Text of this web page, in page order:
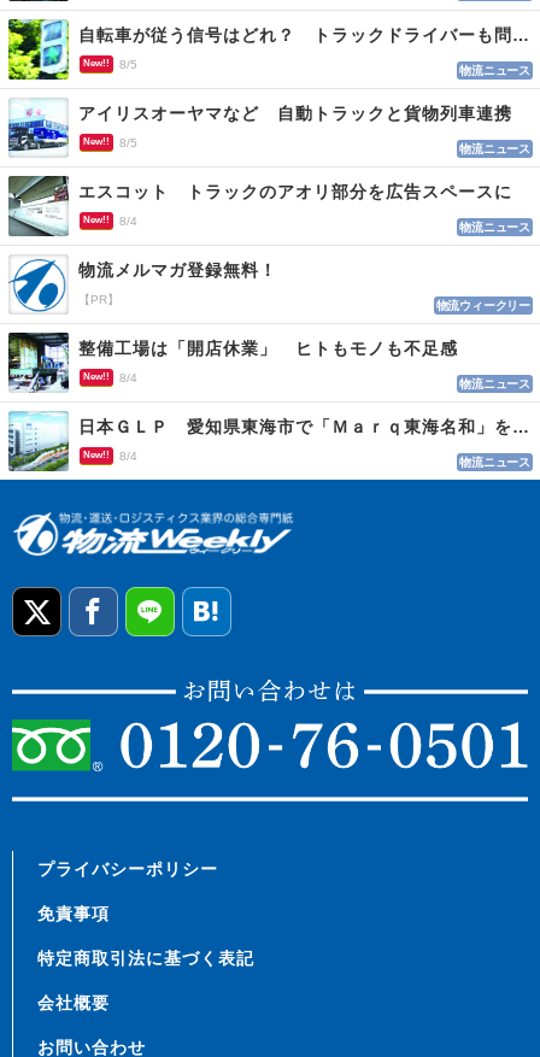
自転車が従う信号はどれ？ トラックドライバーも問われる認識
New!! 8/5 物流ニュース
アイリスオーヤマなど 自動トラックと貨物列車連携
New!! 8/5 物流ニュース
エスコット トラックのアオリ部分を広告スペースに
New!! 8/4 物流ニュース
物流メルマガ登録無料！
【PR】 物流ウィークリー
整備工場は「開店休業」 ヒトもモノも不足感
New!! 8/4 物流ニュース
日本ＧＬＰ 愛知県東海市で「Ｍａｒｑ東海名和」を開発
New!! 8/4 物流ニュース
プライバシーポリシー
免責事項
特定商取引法に基づく表記
会社概要
お問い合わせ